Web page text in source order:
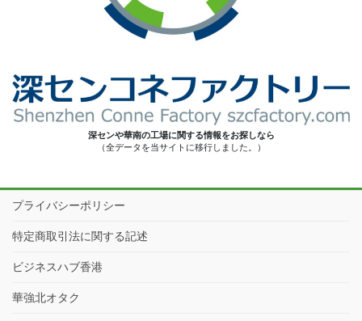
深センや華南の工場に関する情報をお探しなら
（全データを当サイトに移行しました。）
プライバシーポリシー
特定商取引法に関する記述
ビジネスハブ香港
華強北オタク